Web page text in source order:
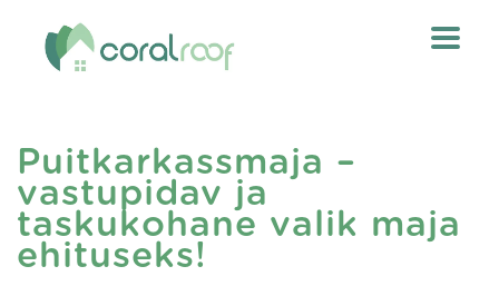
Puitkarkassmaja –
vastupidav ja
taskukohane valik maja
ehituseks!